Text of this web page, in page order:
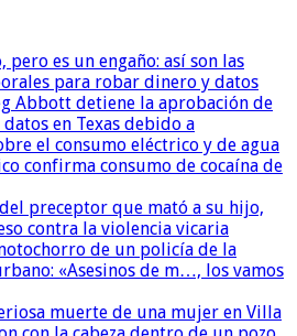
pero es un engaño: así son las
para robar dinero y datos
Abbott detiene la aprobación de
en Texas debido a
el consumo eléctrico y de agua
confirma consumo de cocaína de
preceptor que mató a su hijo,
contra la violencia vicaria
de un policía de la
«Asesinos de m…, los vamos
muerte de una mujer en Villa